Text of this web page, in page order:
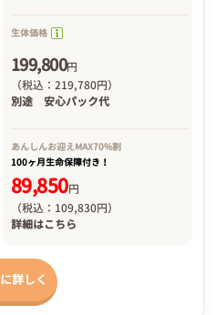
生体価格
199,800円
（税込：219,780円）
別途 安心パック代
あんしんお迎えMAX70%割
100ヶ月生命保障付き！
89,850円
（税込：109,830円）
詳細はこちら
詳しく